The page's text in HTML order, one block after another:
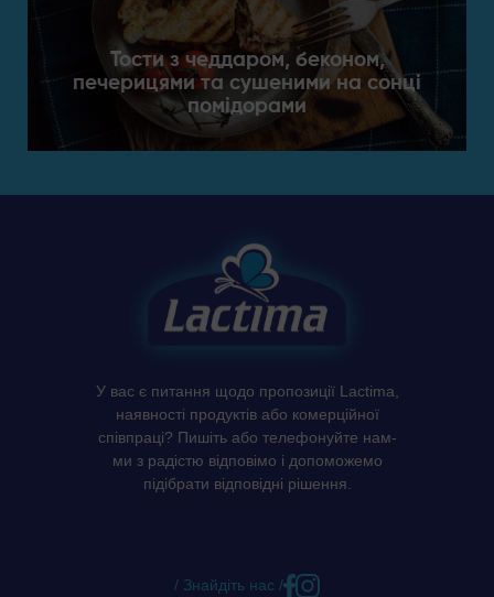
Тости з чеддаром, беконом,
печерицями та сушеними на сонці
помідорами
У вас є питання щодо пропозиції Lactima,
наявності продуктів або комерційної
співпраці? Пишіть або телефонуйте нам-
ми з радістю відповімо і допоможемо
підібрати відповідні рішення.
/ Знайдіть нас /